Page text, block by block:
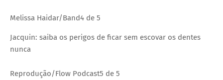
Melissa Haidar/Band4 de 5
Jacquin: saiba os perigos de ficar sem escovar os dentes
nunca
Reprodução/Flow Podcast5 de 5